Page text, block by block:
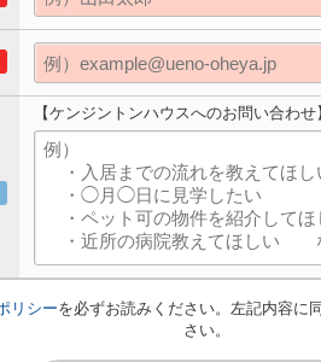
【ケンジントンハウスへのお問い合わせ
リシーを必ずお読みください。左記内容に
さい。